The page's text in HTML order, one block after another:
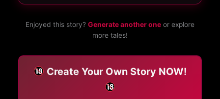
Enjoyed this story? Generate another one or explore
more tales!
Create Your Own Story NOW!